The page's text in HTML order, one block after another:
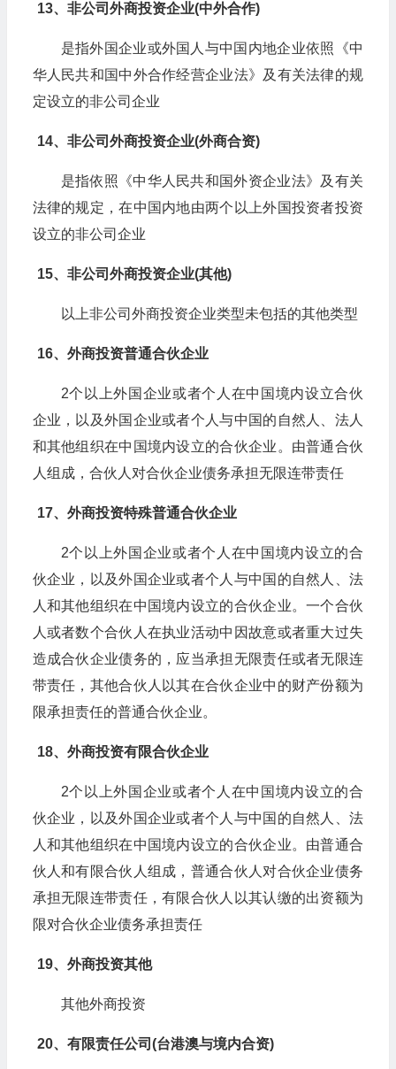
13、非公司外商投资企业(中外合作)
是指外国企业或外国人与中国内地企业依照《中
华人民共和国中外合作经营企业法》及有关法律的规
定设立的非公司企业
14、非公司外商投资企业(外商合资)
是指依照《中华人民共和国外资企业法》及有关
法律的规定，在中国内地由两个以上外国投资者投资
设立的非公司企业
15、非公司外商投资企业(其他)
以上非公司外商投资企业类型未包括的其他类型
16、外商投资普通合伙企业
2个以上外国企业或者个人在中国境内设立合伙
企业，以及外国企业或者个人与中国的自然人、法人
和其他组织在中国境内设立的合伙企业。由普通合伙
人组成，合伙人对合伙企业债务承担无限连带责任
17、外商投资特殊普通合伙企业
2个以上外国企业或者个人在中国境内设立的合
伙企业，以及外国企业或者个人与中国的自然人、法
人和其他组织在中国境内设立的合伙企业。一个合伙
人或者数个合伙人在执业活动中因故意或者重大过失
造成合伙企业债务的，应当承担无限责任或者无限连
带责任，其他合伙人以其在合伙企业中的财产份额为
限承担责任的普通合伙企业。
18、外商投资有限合伙企业
2个以上外国企业或者个人在中国境内设立的合
伙企业，以及外国企业或者个人与中国的自然人、法
人和其他组织在中国境内设立的合伙企业。由普通合
伙人和有限合伙人组成，普通合伙人对合伙企业债务
承担无限连带责任，有限合伙人以其认缴的出资额为
限对合伙企业债务承担责任
19、外商投资其他
其他外商投资
20、有限责任公司(台港澳与境内合资)